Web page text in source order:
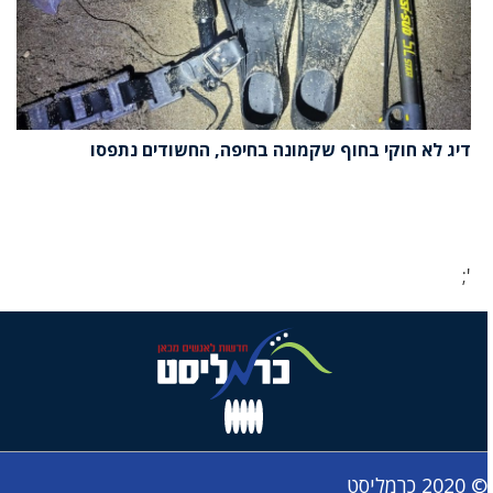
דיג לא חוקי בחוף שקמונה בחיפה, החשודים נתפסו
';
© 2020 כרמליסט